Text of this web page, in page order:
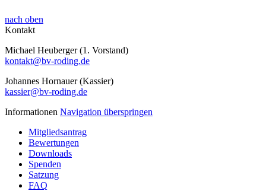
nach oben
Kontakt
Michael Heuberger (1. Vorstand)
kontakt@bv-roding.de
Johannes Hornauer (Kassier)
kassier@bv-roding.de
Informationen Navigation überspringen
Mitgliedsantrag
Bewertungen
Downloads
Spenden
Satzung
FAQ